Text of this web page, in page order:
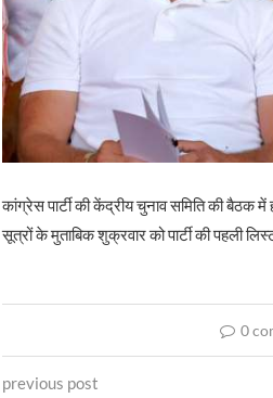
कांग्रेस पार्टी की केंद्रीय चुनाव समिति की बैठक में
सूत्रों के मुताबिक शुक्रवार को पार्टी की पहली
0
previous post